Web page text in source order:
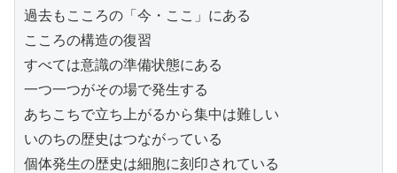
過去もこころの「今・ここ」にある
こころの構造の復習
すべては意識の準備状態にある
一つ一つがその場で発生する
あちこちで立ち上がるから集中は難しい
いのちの歴史はつながっている
個体発生の歴史は細胞に刻印されている